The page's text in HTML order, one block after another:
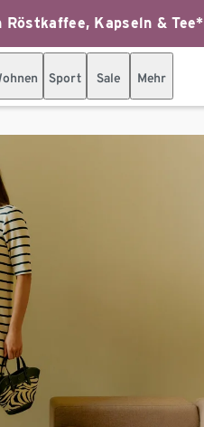
Kapseln & Tee*
Sport Sale Mehr